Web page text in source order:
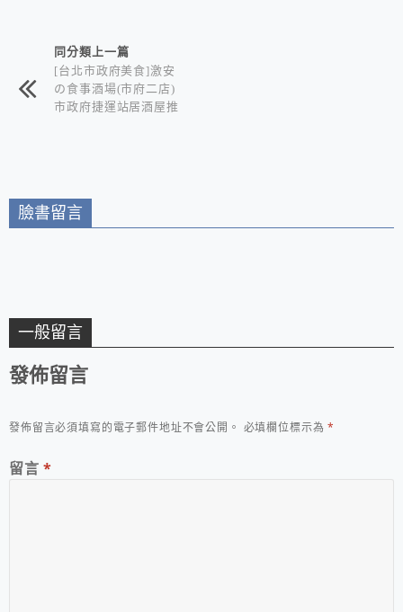
相連文章同分類上一篇
[台北市政府美食]激安
の食事酒場(市府二店)
市政府捷運站居酒屋推
臉書留言
一般留言
發佈留言
發佈留言必須填寫的電子郵件地址不會公開。 必填欄位標示為*
留言 *